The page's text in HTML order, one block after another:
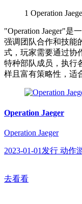
1 Operation
"Operation Jaeger"是
强调团队合作和技能
式，玩家需要通过协
特种部队成员，执行
样且富有策略性，适
Operation Jaeger
Operation Jaeger
2023-01-01发行 动作
去看看